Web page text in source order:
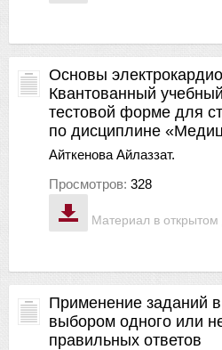
Материал в открытом
Основы
Квантованный
тестовой форме для
по дисциплине
Айткенова Айлаззат.
Просмотров: 328
Применение заданий
выбором одного или
правильных ответов